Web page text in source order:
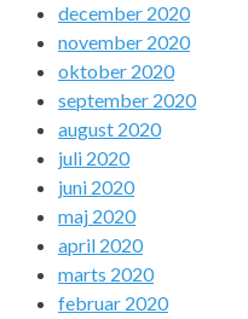
december 2020
november 2020
oktober 2020
september 2020
august 2020
juli 2020
juni 2020
maj 2020
april 2020
marts 2020
februar 2020